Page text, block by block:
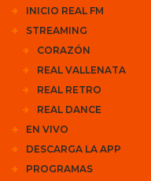
INICIO REAL FM
STREAMING
CORAZÓN
REAL VALLENATA
REAL RETRO
REAL DANCE
EN VIVO
DESCARGA LA APP
PROGRAMAS